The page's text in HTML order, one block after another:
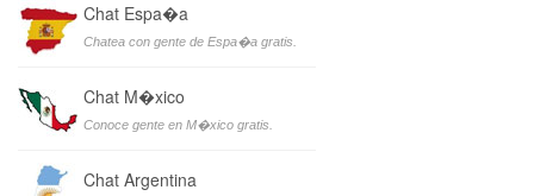
Chat Espa�a
Chatea con gente de Espa�a gratis.
Chat M�xico
Conoce gente en M�xico gratis.
Chat Argentina